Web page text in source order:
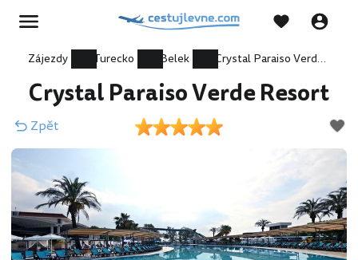
Zájezdy Turecko Belek Crystal Paraiso Verde Resort
Crystal Paraiso Verde Resort
Zpět